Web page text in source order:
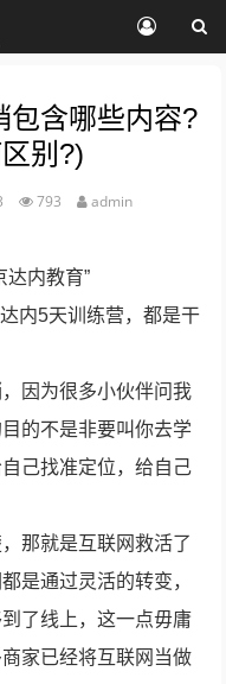
包含哪些内容?
别?)
793 admin
达内教育”
内5天训练营，都是干
因为很多小伙伴问我
的不是非要叫你去学
己找准定位，给自己
那就是互联网救活了
是通过灵活的转变，
了线上，这一点毋庸
家已经将互联网当做